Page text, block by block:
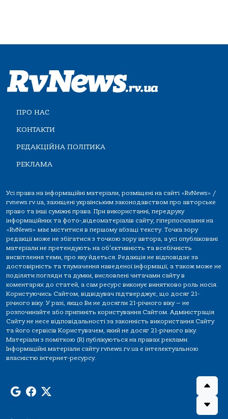
ПРО НАС
КОНТАКТИ
РЕДАКЦІЙНА ПОЛІТИКА
РЕКЛАМА
Усі права на інформаційні матеріали, розміщені на сайті «RvNews» /
rvnews.rv.ua, захищені українським законодавством про авторське
право та інші суміжні права. При використанні, передруку
інформаційних та фото-,відеоматеріалів сайту, гіперпосилання на
«RvNews» має міститися в першому абзаці тексту. Точка зору
редакції може не збігатися з точкою зору автора, а усі опубліковані
матеріали не претендують на об'єктивність та всебічність
висвітлення теми, про яку йдеться. Редакція не відповідає за
достовірність та тлумачення наведеної інформації, а також може не
поділяти погляди та думки, висловлені читачами сайту в
коментарях до статей, а сам ресурс виконує винятково роль носія.
Користуючись Сайтом, відвідувач підтверджує, що досяг 21-
річного віку. У разі, якщо Ви не досягли 21-річного віку — не
розпочинайте або припиніть користування Сайтом. Адміністрація
Сайту не несе відповідальності за законність використання Сайту
та його сервісів Користувачем, який не досяг 21-річного віку.
Матеріали з поміткою (R) публікуються на правах реклами.
Інформаційні матеріали сайту rvnews.rv.ua є інтелектуальною
власністю інтернет-ресурсу.